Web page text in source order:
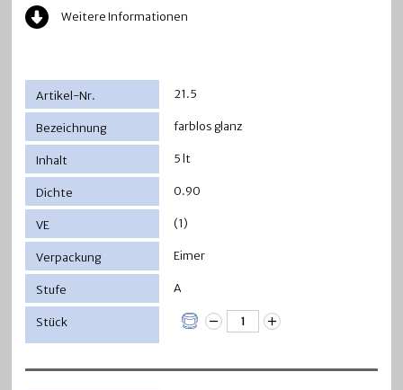
Weitere Informationen
21.5
farblos glanz
5 lt
0.90
(1)
Eimer
A